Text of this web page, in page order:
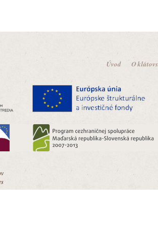
Úvod O